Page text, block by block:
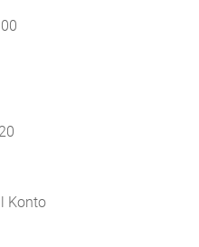
Konto